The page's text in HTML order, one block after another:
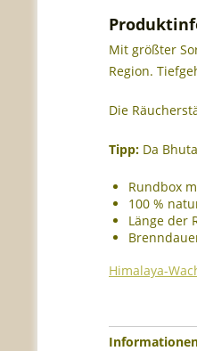
Mit größter
Region.
Die
Tipp: Da
Rundbox
100 %
Länge der
Himalaya-